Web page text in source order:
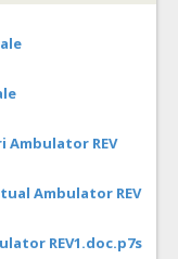
Ambulator REV
Ambulator REV
REV1.doc.p7s